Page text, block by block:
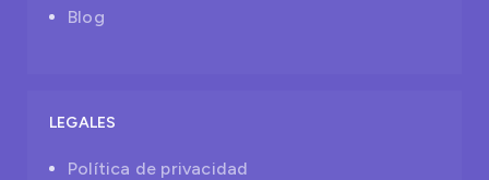
Blog
LEGALES
Política de privacidad